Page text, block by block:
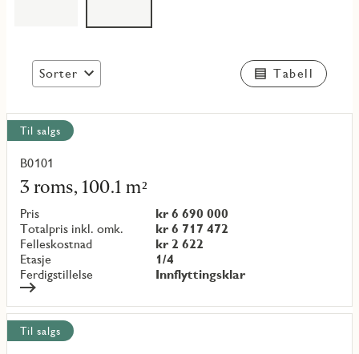
Sorter Tabell
Vis
alle
objekt
Til salgs
B0101
3 roms, 100.1 m²
Pris
kr 6 690 000
Totalpris inkl. omk.
kr 6 717 472
Felleskostnad
kr 2 622
Etasje
1/4
Ferdigstillelse
Innflyttingsklar
Les
mer
om
objekt
{objectNumber}
Til salgs